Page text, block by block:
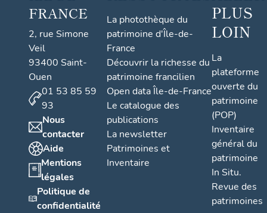
FRANCE
2, rue Simone
Veil
93400 Saint-
Ouen
01 53 85 59
93
Nous
contacter
Aide
Mentions
légales
Politique de
confidentialité
La photothèque du
patrimoine d'Île-de-
France
Découvrir la richesse du
patrimoine francilien
Open data Île-de-France
Le catalogue des
publications
La newsletter
Patrimoines et
Inventaire
PLUS
LOIN
La
plateforme
ouverte du
patrimoine
(POP)
Inventaire
général du
patrimoine
In Situ.
Revue des
patrimoines